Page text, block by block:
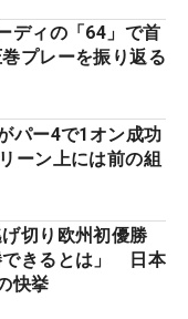
ディの「64」で首
プレーを振り返る
パー4で1オン成功
ーン上には前の組
切り欧州初優勝
できるとは」 日本
快挙